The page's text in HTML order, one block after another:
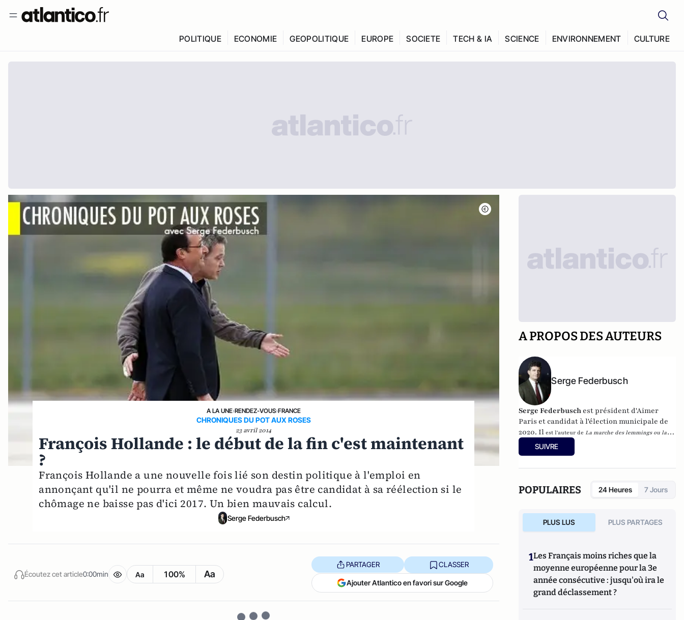
POLITIQUE ECONOMIE GEOPOLITIQUE EUROPE SOCIETE TECH & IA SCIENCE ENVIRONNEMENT CULTURE
A LA UNE›RENDEZ-VOUS›FRANCE
CHRONIQUES DU POT AUX ROSES
23 avril 2014
François Hollande : le début de la fin c'est maintenant
?
François Hollande a une nouvelle fois lié son destin politique à l'emploi en
annonçant qu'il ne pourra et même ne voudra pas être candidat à sa réélection si le
chômage ne baisse pas d'ici 2017. Un bien mauvais calcul.
Serge Federbusch
Écoutez cet article0:00min Aa 100% Aa
PARTAGER CLASSER
Ajouter Atlantico en favori sur Google
A PROPOS DES AUTEURS
Serge Federbusch
Serge Federbusch est président d'Aimer
Paris et candidat à l'élection municipale de
2020. Il est l'auteur deLa marche des lemmings ou la 2e
mort de Charlie
fatal quinquennat, chez Plon.
SUIVRE
POPULAIRES 24 Heures 7 Jours
PLUS LUS PLUS PARTAGES
1Les Français moins riches que la
moyenne européenne pour la 3e
année consécutive : jusqu'où ira le
grand déclassement ?